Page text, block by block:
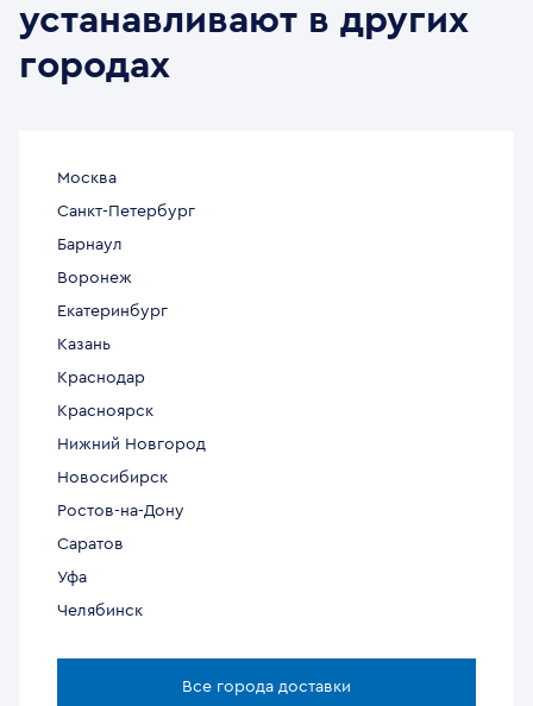
устанавливают в других
городах
Москва
Санкт-Петербург
Барнаул
Воронеж
Екатеринбург
Казань
Краснодар
Красноярск
Нижний Новгород
Новосибирск
Ростов-на-Дону
Саратов
Уфа
Челябинск
Все города доставки